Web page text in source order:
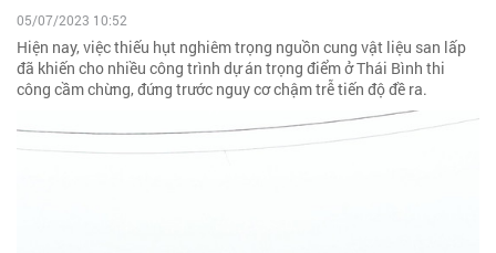
05/07/2023 10:52
Hiện nay, việc thiếu hụt nghiêm trọng nguồn cung vật liệu san lấp
đã khiến cho nhiều công trình dự án trọng điểm ở Thái Bình thi
công cầm chừng, đứng trước nguy cơ chậm trễ tiến độ đề ra.